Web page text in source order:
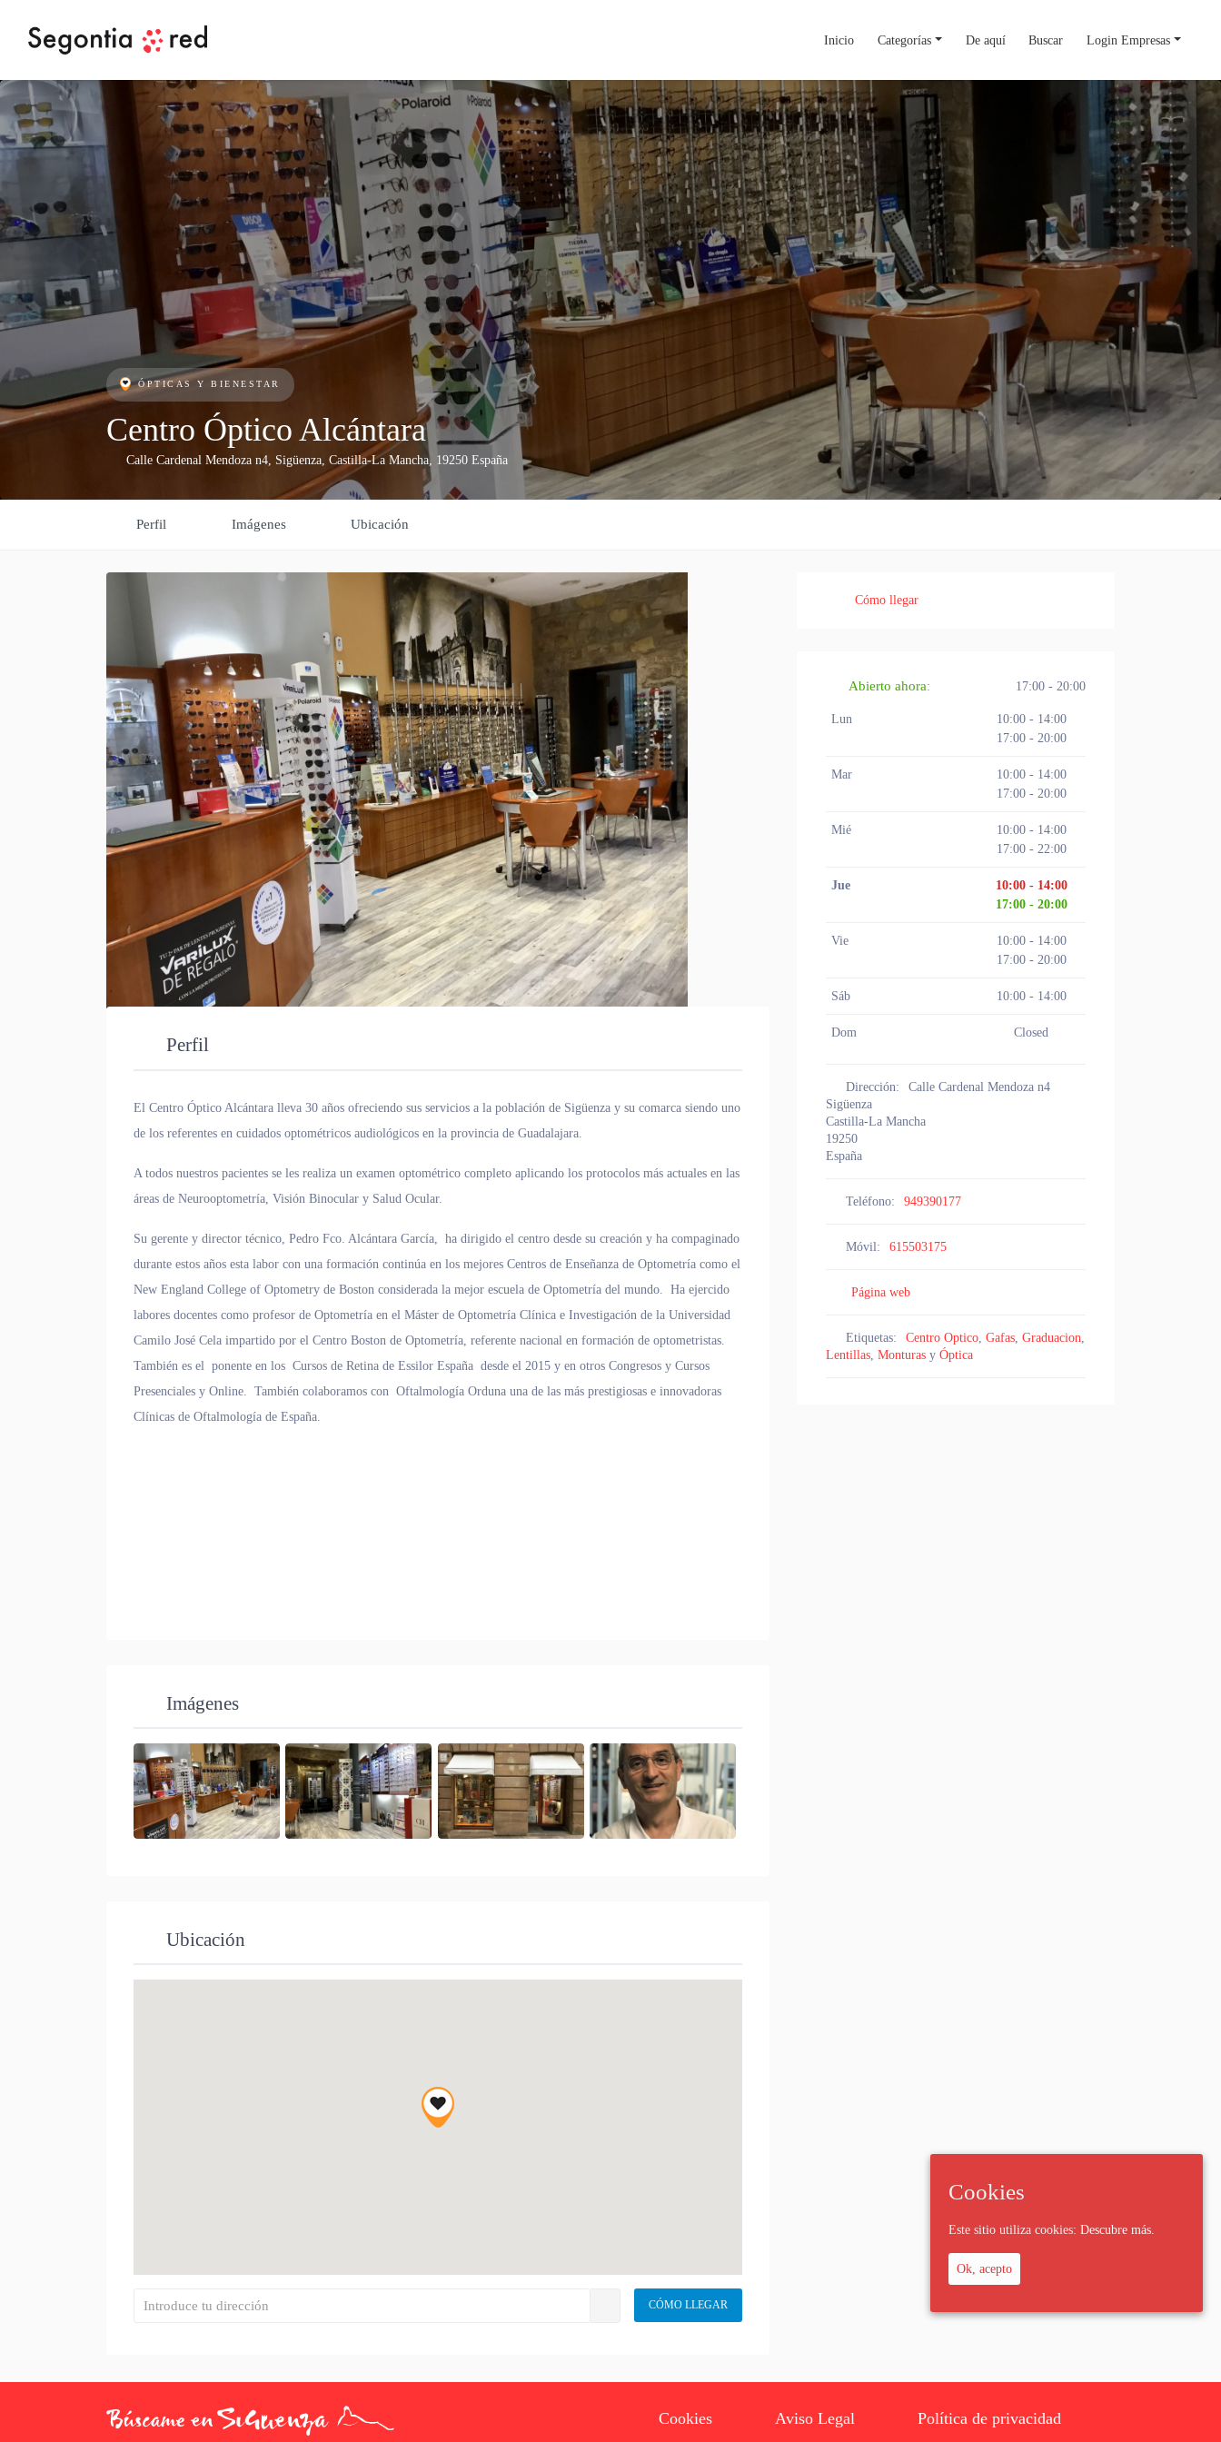
Inicio Categorías De aquí Buscar Login Empresas
ÓPTICAS Y BIENESTAR
Centro Óptico Alcántara
Calle Cardenal Mendoza n4, Sigüenza, Castilla-La Mancha, 19250 España
Perfil Imágenes Ubicación
Perfil
El Centro Óptico Alcántara lleva 30 años ofreciendo sus servicios a la población de Sigüenza y su comarca siendo uno
de los referentes en cuidados optométricos audiológicos en la provincia de Guadalajara.
A todos nuestros pacientes se les realiza un examen optométrico completo aplicando los protocolos más actuales en las
áreas de Neurooptometría, Visión Binocular y Salud Ocular.
Su gerente y director técnico, Pedro Fco. Alcántara García, ha dirigido el centro desde su creación y ha compaginado
durante estos años esta labor con una formación continúa en los mejores ​Centros de Enseñanza de Optometría como el
New England College of Optometry de Boston considerada la mejor escuela de Optometría del mundo. Ha ejercido
labores docentes como profesor de Optometría en el Máster de Optometría Clínica e Investigación de la Universidad
Camilo José Cela impartido por el Centro Boston de Optometría, referente nacional en formación de optometristas.
También es el ponente en los Cursos de Retina de Essilor España desde el 2015 y en otros Congresos y Cursos
Presenciales y Online. También colaboramos con Oftalmología Orduna una de las más prestigiosas e innovadoras
Clínicas de Oftalmología de España.
Imágenes
Ubicación
Cómo llegar
Abierto ahora: 17:00 - 20:00
Lun
10:00 - 14:00
17:00 - 20:00
Mar
10:00 - 14:00
17:00 - 20:00
Mié
10:00 - 14:00
17:00 - 22:00
Jue
10:00 - 14:00
17:00 - 20:00
Vie
10:00 - 14:00
17:00 - 20:00
Sáb 10:00 - 14:00
Dom Closed
Dirección:
Calle Cardenal Mendoza n4
Sigüenza
Castilla-La Mancha
19250
España
Teléfono: 949390177
Móvil: 615503175
Página web
Etiquetas: Centro Optico Gafas Graduacion
Lentillas Monturas y Óptica
Cookies Aviso Legal Política de privacidad
Cookies
Este sitio utiliza cookies: Descubre más.
Ok, acepto